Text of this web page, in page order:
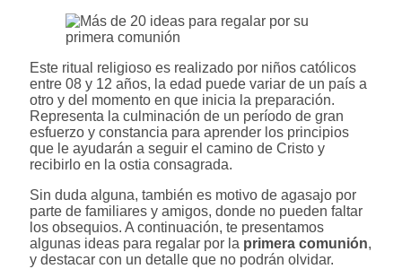
Este ritual religioso es realizado por niños católicos
entre 08 y 12 años, la edad puede variar de un país a
otro y del momento en que inicia la preparación.
Representa la culminación de un período de gran
esfuerzo y constancia para aprender los principios
que le ayudarán a seguir el camino de Cristo y
recibirlo en la ostia consagrada.
Sin duda alguna, también es motivo de agasajo por
parte de familiares y amigos, donde no pueden faltar
los obsequios. A continuación, te presentamos
algunas ideas para regalar por la primera comunión,
y destacar con un detalle que no podrán olvidar.